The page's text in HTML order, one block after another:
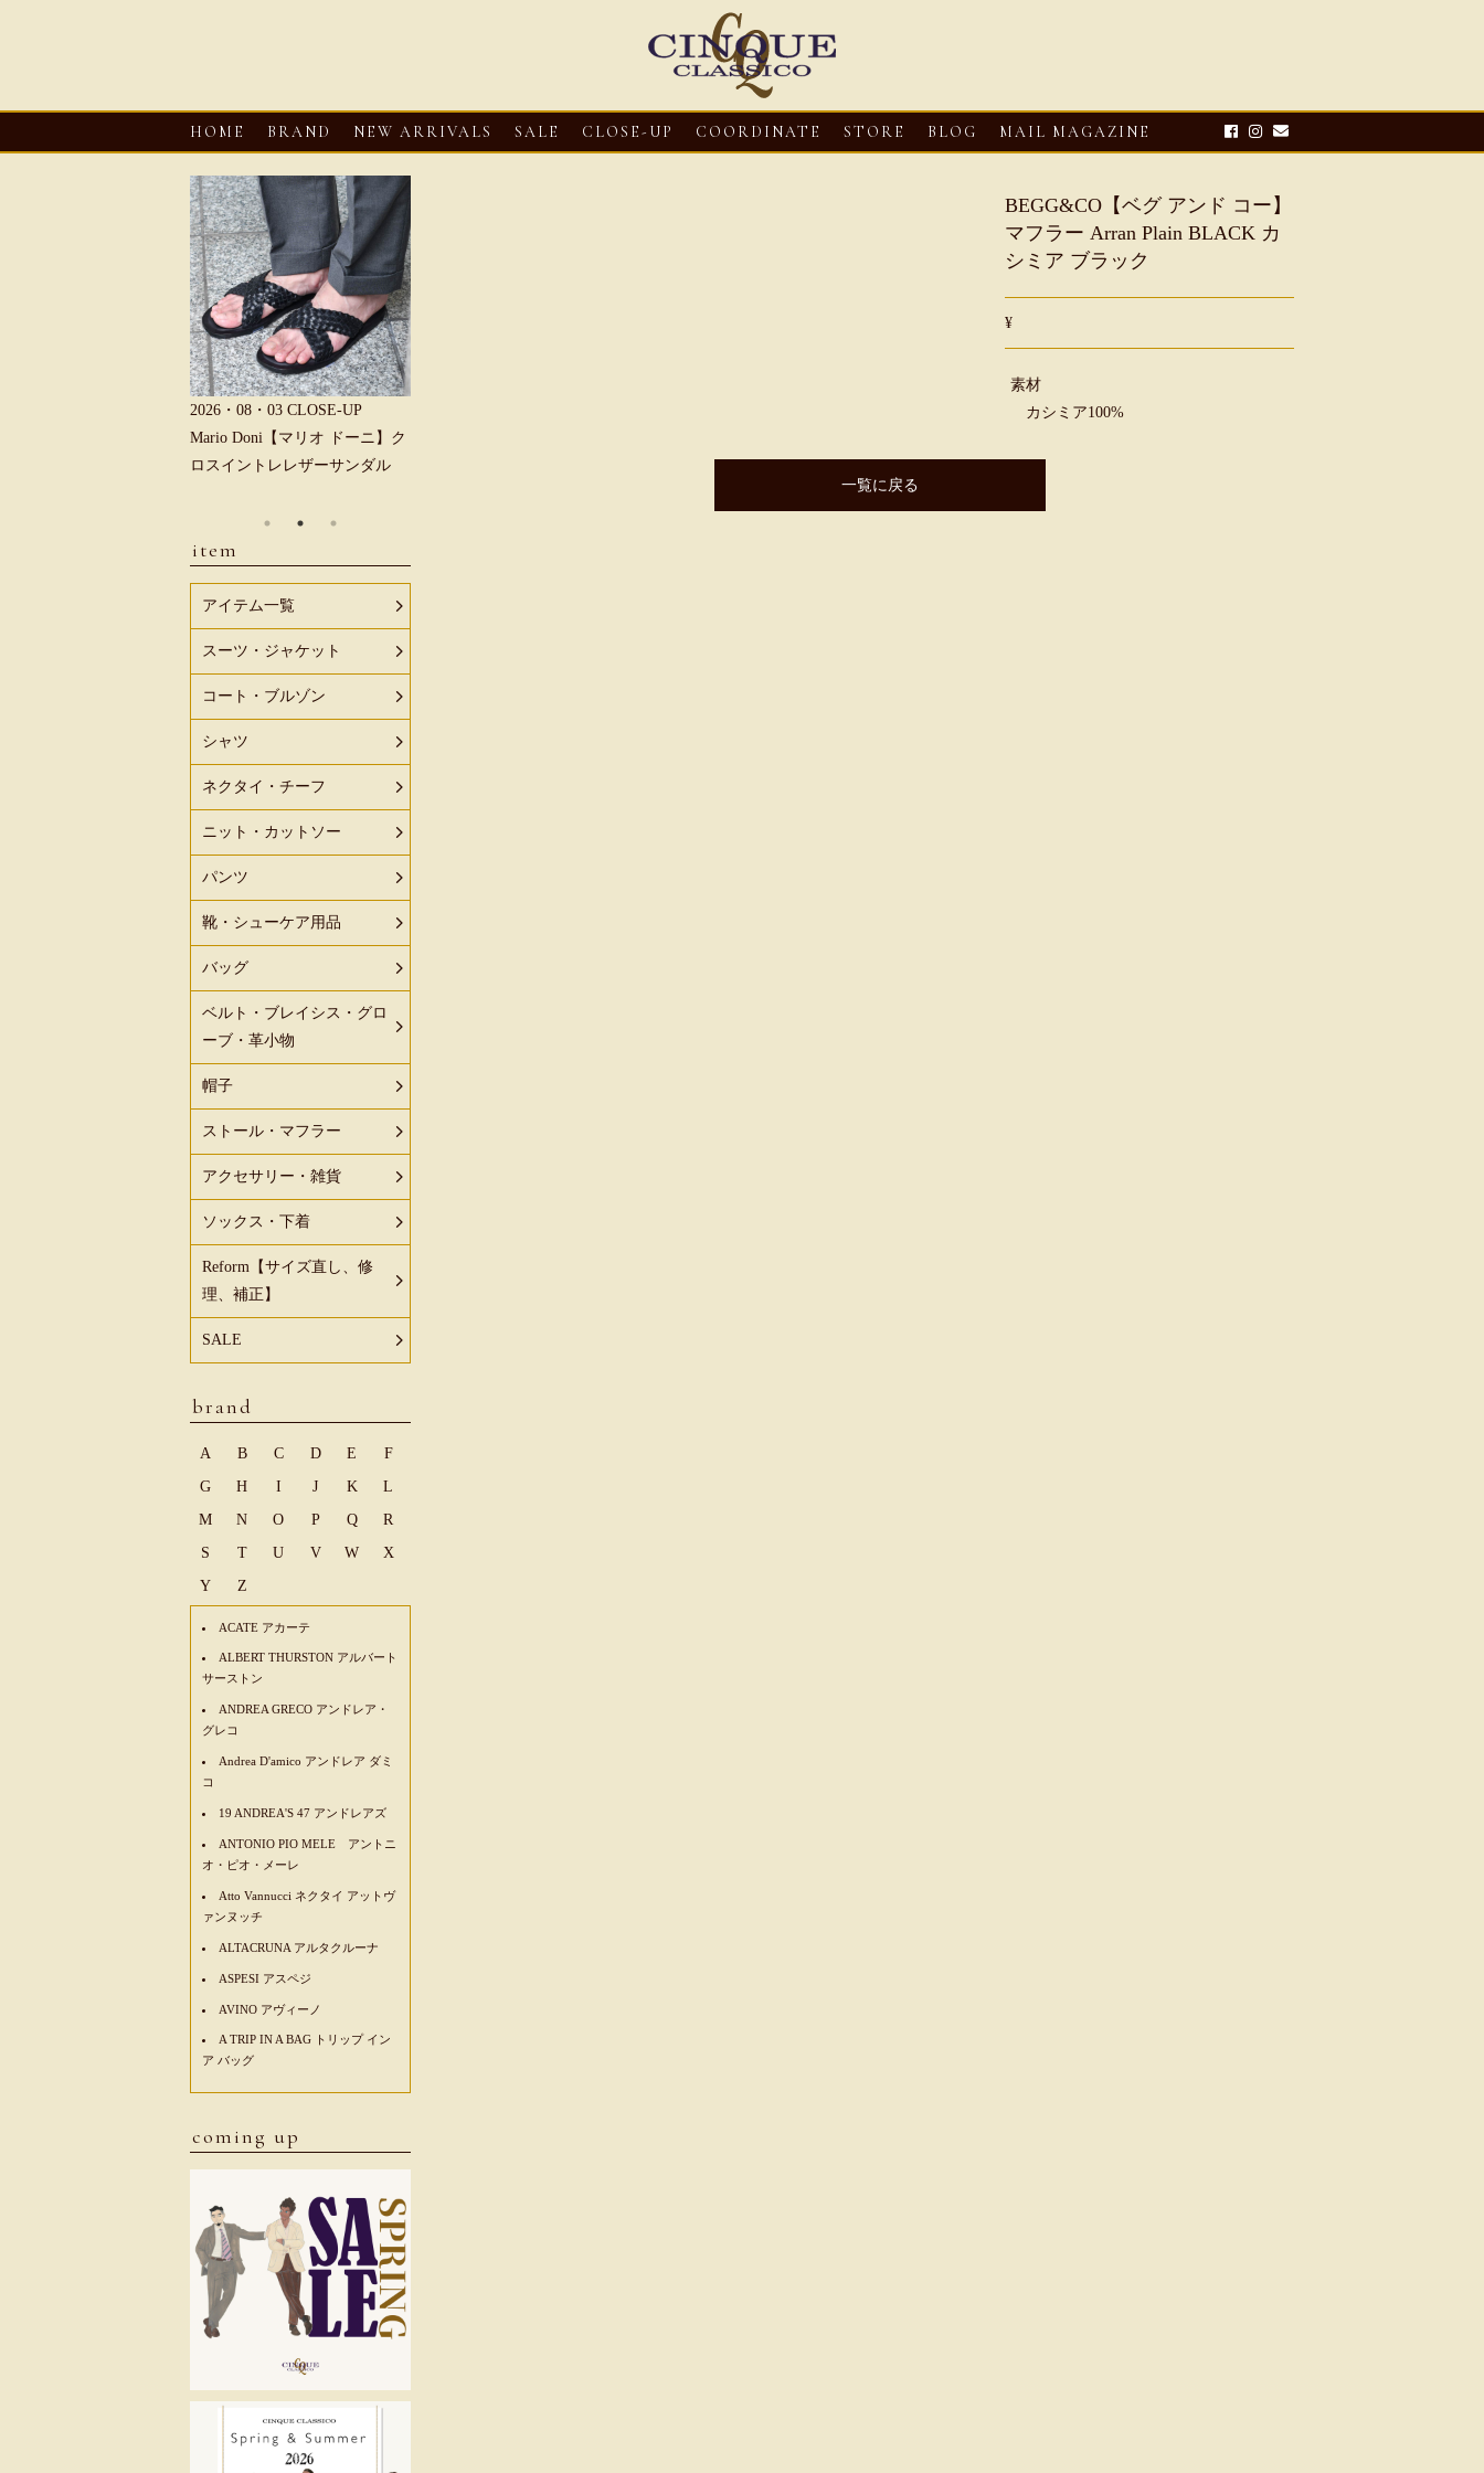
HOME BRAND NEW ARRIVALS SALE CLOSE-UP COORDINATE STORE BLOG MAIL MAGAZINE
BEGG&CO【ベグ アンド コー】
マフラー Arran Plain BLACK カ
シミア ブラック
¥
素材
カシミア100%
一覧に戻る
2026・08・03 CLOSE-UP
Mario Doni【マリオ ドーニ】ク
ロスイントレレザーサンダル
ャーマンサンダル
ロスイントレレザーサンダル
2026・08・03
item
アイテム一覧
スーツ・ジャケット
コート・ブルゾン
シャツ
ネクタイ・チーフ
ニット・カットソー
パンツ
靴・シューケア用品
バッグ
ベルト・ブレイシス・グロ
ーブ・革小物
帽子
ストール・マフラー
アクセサリー・雑貨
ソックス・下着
Reform【サイズ直し、修
理、補正】
SALE
brand
A B C D E
F
G
H I J K
L
M
N O P Q
R
S
T U V W
X
Y
Z
ACATE アカーテ
ALBERT THURSTON アルバート
サーストン
ANDREA GRECO アンドレア・
グレコ
Andrea D'amico アンドレア ダミ
コ
19 ANDREA'S 47 アンドレアズ
ANTONIO PIO MELE アントニ
オ・ピオ・メーレ
Atto Vannucci ネクタイ アットヴ
ァンヌッチ
ALTACRUNA アルタクルーナ
ASPESI アスペジ
AVINO アヴィーノ
A TRIP IN A BAG トリップ イン
ア バッグ
coming up